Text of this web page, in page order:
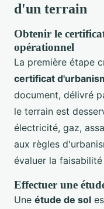
d'un terrain
Obtenir le
opérationnel
La première étape
certificat
document, délivré
le terrain est
électricité, gaz,
aux règles
évaluer la
Effectuer une
Une étude de sol